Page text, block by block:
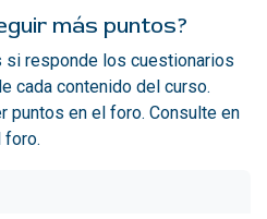
más puntos?
si responde los cuestionarios
cada contenido del curso.
puntos en el foro. Consulte en
foro.